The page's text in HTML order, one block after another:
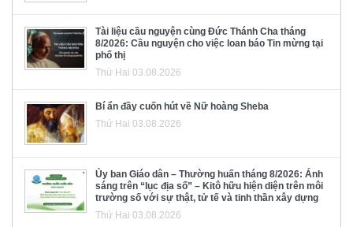
Tài liệu cầu nguyện cùng Đức Thánh Cha tháng
8/2026: Cầu nguyện cho việc loan báo Tin mừng tại
phố thị
Thứ Hai 03.08.2026
Bí ẩn đầy cuốn hút về Nữ hoàng Sheba
Thứ Hai 03.08.2026
Ủy ban Giáo dân – Thường huấn tháng 8/2026: Ánh
sáng trên “lục địa số” – Kitô hữu hiện diện trên môi
trường số với sự thật, tử tế và tinh thần xây dựng
Thứ Hai 03.08.2026